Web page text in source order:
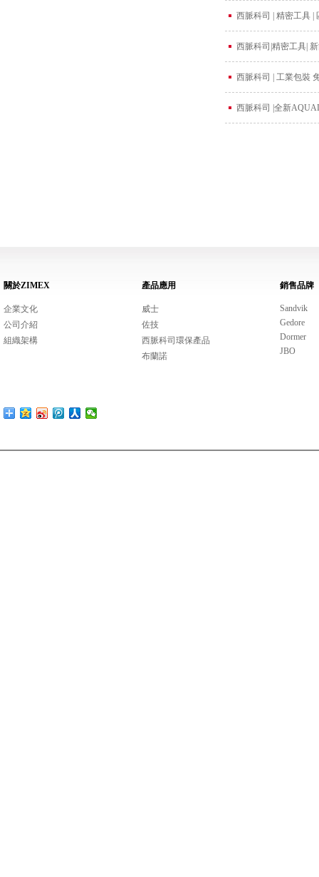
西脈科司 | 精密工具 |
西脈科司|精密工具|
西脈科司 | 工業包裝
西脈科司 |全新
關於ZIMEX
企業文化
公司介紹
組織架構
產品應用
威士
佐技
西脈科司環保產品
布蘭諾
銷售品牌
Sandvik
Gedore
Dormer
JBO